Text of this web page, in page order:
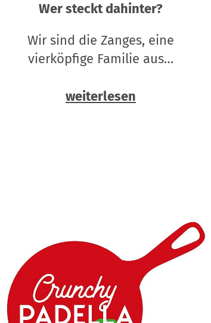
Wer steckt dahinter?
Wir sind die Zanges, eine
vierköpfige Familie aus…
weiterlesen